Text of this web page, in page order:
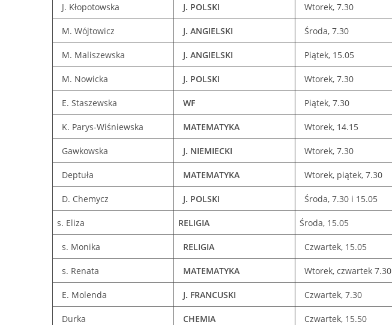
J. Kłopotowska J. POLSKI Wtorek, 7.30
M. Wójtowicz J. ANGIELSKI Środa, 7.30
M. Maliszewska J. ANGIELSKI Piątek, 15.05
M. Nowicka J. POLSKI Wtorek, 7.30
E. Staszewska WF Piątek, 7.30
K. Parys-Wiśniewska MATEMATYKA Wtorek, 14.15
Gawkowska J. NIEMIECKI Wtorek, 7.30
Deptuła MATEMATYKA Wtorek, piątek, 7.30
D. Chemycz J. POLSKI Środa, 7.30 i 15.05
s. Eliza RELIGIA Środa, 15.05
s. Monika RELIGIA Czwartek, 15.05
s. Renata MATEMATYKA Wtorek, czwartek 7.30
E. Molenda J. FRANCUSKI Czwartek, 7.30
Durka CHEMIA Czwartek, 15.50